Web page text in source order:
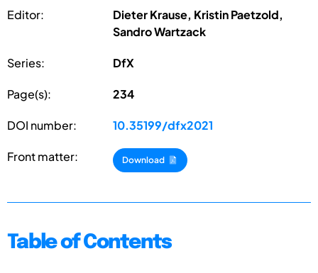
Editor:
Dieter Krause, Kristin Paetzold,
Sandro Wartzack
Series: DfX
Page(s): 234
DOI number: 10.35199/dfx2021
Front matter: Download
Table of Contents